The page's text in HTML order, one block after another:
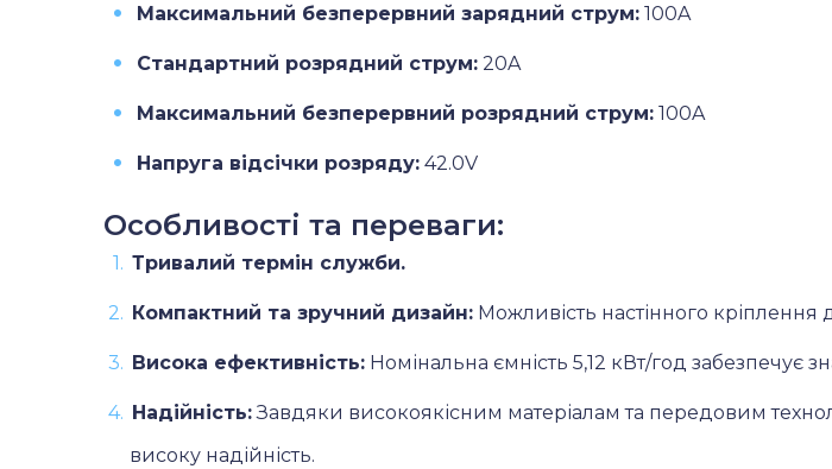
Максимальний безперервний зарядний струм: 100A
Стандартний розрядний струм: 20A
Максимальний безперервний розрядний струм: 100A
Напруга відсічки розряду: 42.0V
Особливості та переваги:
Тривалий термін служби.
Компактний та зручний дизайн:Можливість настінного кріплення
Висока ефективність:Номінальна ємність 5,12 кВт/год забезпечує
Надійність:Завдяки високоякісним матеріалам та передовим
високу надійність.